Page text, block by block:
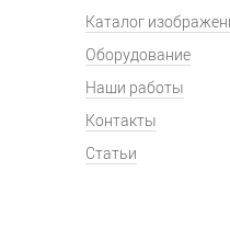
Каталог
Оборудование
Наши работы
Контакты
Статьи